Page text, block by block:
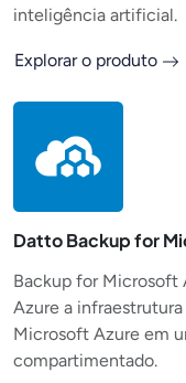
inteligência artificial.
Explorar o produto
Datto Backup for
Backup for Microsoft
Azure a
Microsoft Azure em
compartimentado.